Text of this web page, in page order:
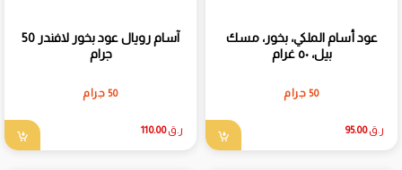
عود أسام الملكي، بخور، مسك
بيل، ٥٠ غرام
50 جرام
ر.ق95.00
آسام رويال عود بخور لافندر 50
جرام
50 جرام
ر.ق110.00